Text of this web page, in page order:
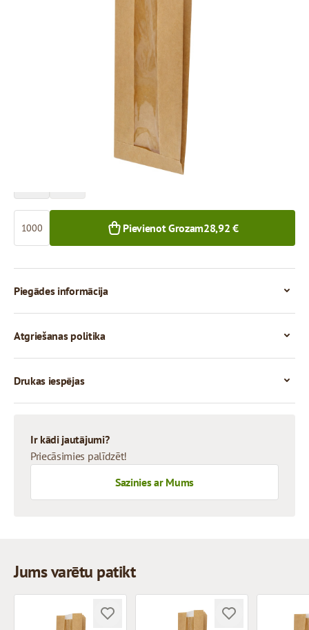
Prece ir pieejama saņemšanai pakomātā.
Pievienot Grozam28,92 €
Piegādes informācija
Atgriešanas politika
Drukas iespējas
Ir kādi jautājumi?
Priecāsimies palīdzēt!
Sazinies ar Mums
Jums varētu patikt